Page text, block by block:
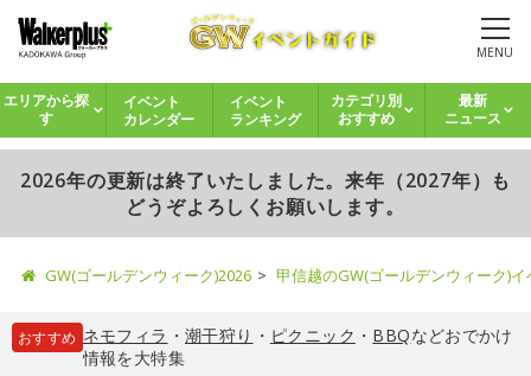
MENU
エリアから探
す
イベント
カレンダー
イベント
ランキング
カテゴリ別
おすすめ
最新
ニュース
2026年の更新は終了いたしました。来年（2027年）も
どうぞよろしくお願いします。
GW(ゴールデンウィーク)2026 甲信越のGW(ゴールデンウィーク)
おすすめ ネモフィラ ・ 潮干狩り ・ ピクニック ・ BBQなどおでかけ
情報を大特集